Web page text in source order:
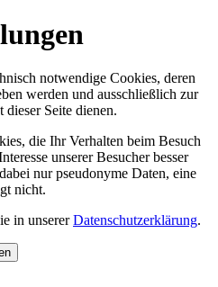
notwendige Cookies, deren
werden und ausschließlich zur
Seite dienen.
die Ihr Verhalten beim Besuch
unserer Besucher besser
nur pseudonyme Daten, eine
nicht.
in unsererDatenschutzerklärung.